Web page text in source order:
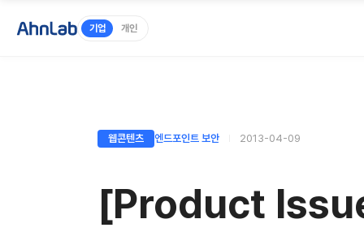
기업 개인
웹콘텐츠 엔드포인트 보안 2013-04-09
[Product